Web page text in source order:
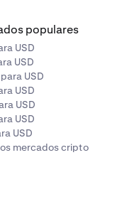
populares
USD
USD
USD
USD
USD
USD
USD
mercados cripto